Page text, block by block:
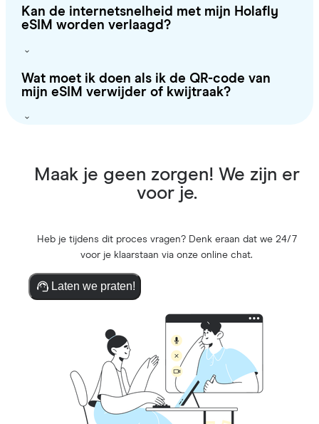
Kan de internetsnelheid met mijn Holafly
eSIM worden verlaagd?
Wat moet ik doen als ik de QR-code van
mijn eSIM verwijder of kwijtraak?
Maak je geen zorgen! We zijn er
voor je.
Heb je tijdens dit proces vragen? Denk eraan dat we 24/7
voor je klaarstaan via onze online chat.
Laten we praten!